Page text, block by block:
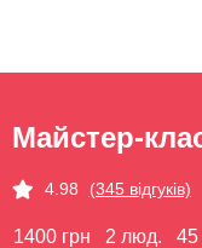
Майстер-
4.98 (345 відгуків)
1400 грн 2 люд. 45